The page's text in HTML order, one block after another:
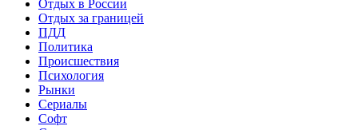
Отдых в России
Отдых за границей
ПДД
Политика
Происшествия
Психология
Рынки
Сериалы
Софт